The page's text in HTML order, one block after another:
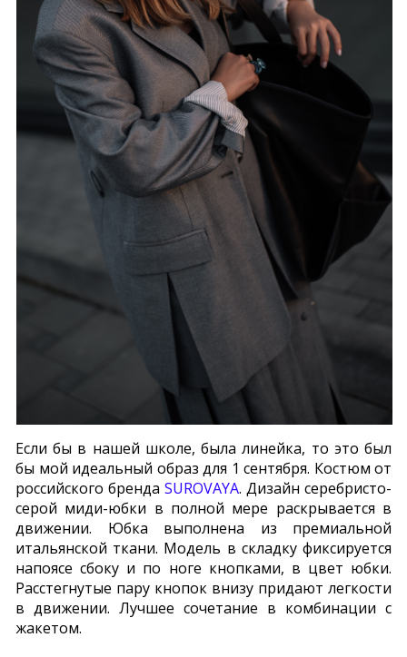
Если бы в нашей школе, была линейка, то это был
бы мой идеальный образ для 1 сентября. Костюм от
российского бренда SUROVAYA. Дизайн серебристо-
серой миди-юбки в полной мере раскрывается в
движении. Юбка выполнена из премиальной
итальянской ткани. Модель в складку фиксируется
напоясе сбоку и по ноге кнопками, в цвет юбки.
Расстегнутые пару кнопок внизу придают легкости
в движении. Лучшее сочетание в комбинации с
жакетом.